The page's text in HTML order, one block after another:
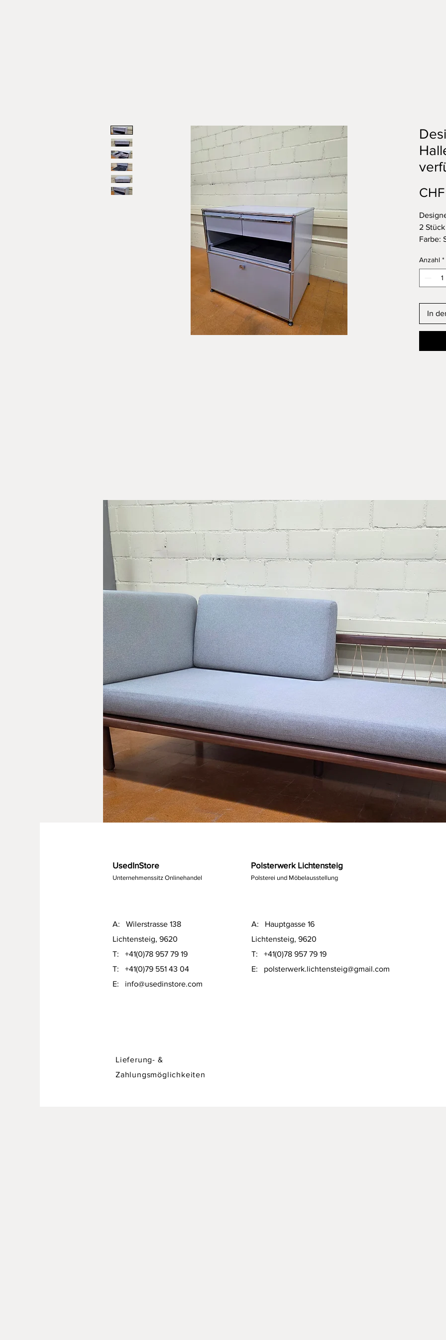
2
Farbe:
B:
Anzahl *
In
Schnellansicht
CHF 750.00
UsedInStore
Unternehmenssitz Onlinehandel
Polsterwerk Lichtensteig
Polsterei und Möbelausstellung
A: Wilerstrasse 138
Lichtensteig, 9620
T: +41(0)78 957 79 19​
T: +41(0)79 551 43 04
​E: info@usedinstore.com
A: Hauptgasse 16
Lichtensteig, 9620
T: +41(0)78 957 79 19
​E: polsterwerk.lichtensteig@gmail.com
Lieferung- &
Zahlungsmöglichkeiten